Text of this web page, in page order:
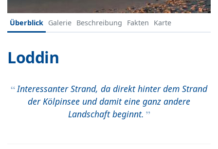
Überblick Galerie Beschreibung Fakten Karte
Loddin
Interessanter Strand, da direkt hinter dem Strand
der Kölpinsee und damit eine ganz andere
Landschaft beginnt.